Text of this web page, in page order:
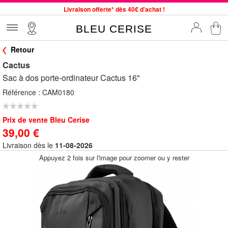
Livraison offerte* dès 40€ d'achat !
Commande avant 12h expédiée le jour même, du lundi au vendredi
Jusqu'à -75% sur le site du 29/07 au 27/08
Samsonite, Delsey, American Tourister, Little Marcel à Prix Bas
BLEU CERISE
Retour
Cactus
Sac à dos porte-ordinateur Cactus 16"
Référence : CAM0180
Prix de vente Bleu Cerise
39,00 €
Livraison dès le 11-08-2026
Appuyez 2 fois sur l'image pour zoomer ou y rester